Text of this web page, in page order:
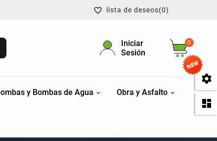


 lista de deseos(0)
Iniciar
Sesión
0
y Bombas de Agua Obra y Asfalto